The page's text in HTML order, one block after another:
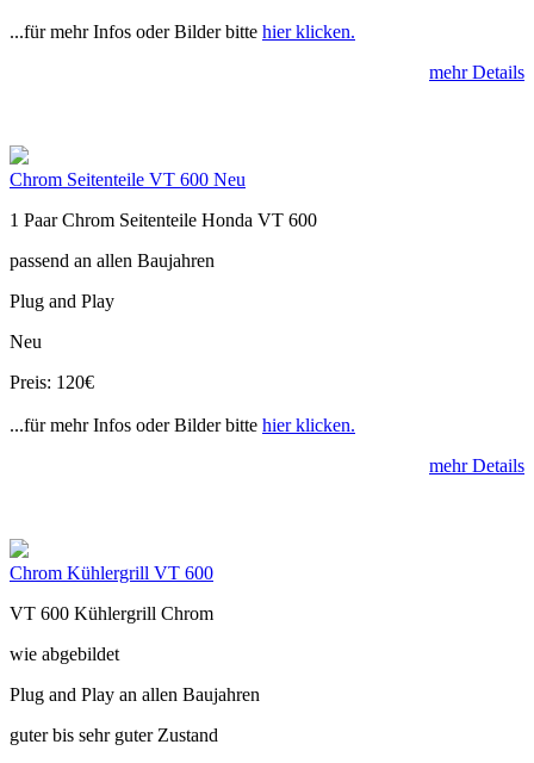
...für mehr Infos oder Bilder bitte hier klicken.
mehr Details
Chrom Seitenteile VT 600 Neu
1 Paar Chrom Seitenteile Honda VT 600
passend an allen Baujahren
Plug and Play
Neu
Preis: 120€
...für mehr Infos oder Bilder bitte hier klicken.
mehr Details
Chrom Kühlergrill VT 600
VT 600 Kühlergrill Chrom
wie abgebildet
Plug and Play an allen Baujahren
guter bis sehr guter Zustand